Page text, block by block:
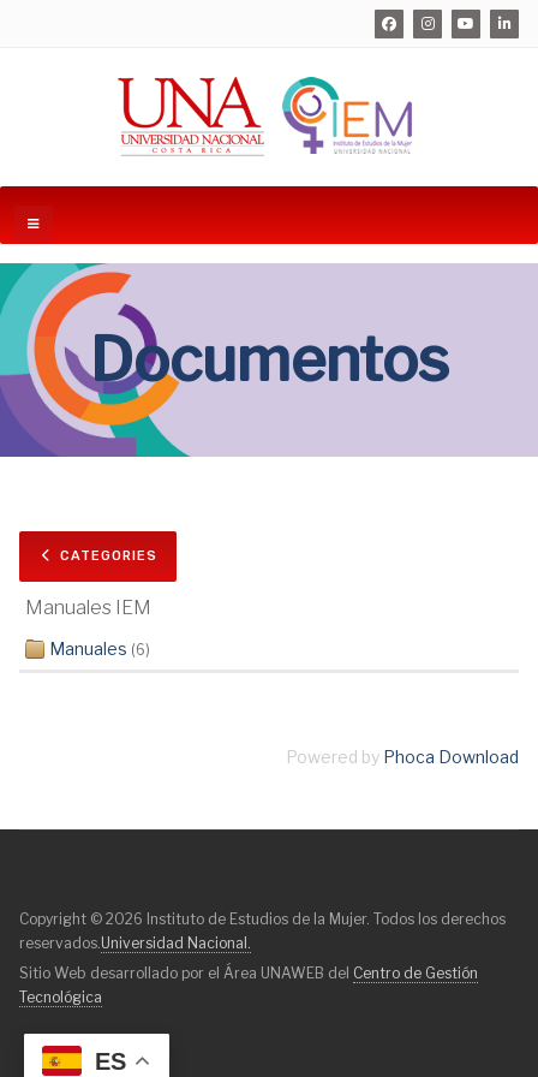
ES
Documentos
CATEGORIES
Manuales IEM
Manuales (6)
Powered by Phoca Download
Copyright © 2026 Instituto de Estudios de la Mujer. Todos los derechos
reservados.Universidad Nacional.
Sitio Web desarrollado por el Área UNAWEB del Centro de Gestión
Tecnológica